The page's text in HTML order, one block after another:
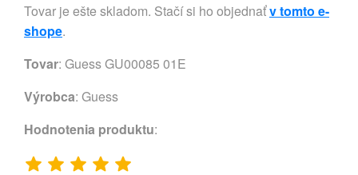
Tovar je ešte skladom. Stačí si ho objednaťv tomto e-
shope.
Tovar: Guess GU00085 01E
Výrobca: Guess
Hodnotenia produktu: